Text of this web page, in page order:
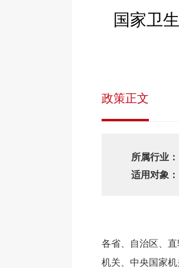
国家卫
政策正文
所属行业：
适用对象：
各省、自治区、
机关、中央国家